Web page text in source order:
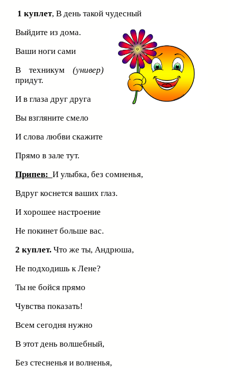
1 куплет, В день такой чудесный
Выйдите из дома.
Ваши ноги сами
В техникум (универ)
придут.
И в глаза друг друга
Вы взгляните смело
И слова любви скажите
Прямо в зале тут.
Припев: И улыбка, без сомненья,
Вдруг коснется ваших глаз.
И хорошее настроение
Не покинет больше вас.
2 куплет. Что же ты, Андрюша,
Не подходишь к Лене?
Ты не бойся прямо
Чувства показать!
Всем сегодня нужно
В этот день волшебный,
Без стесненья и волненья,